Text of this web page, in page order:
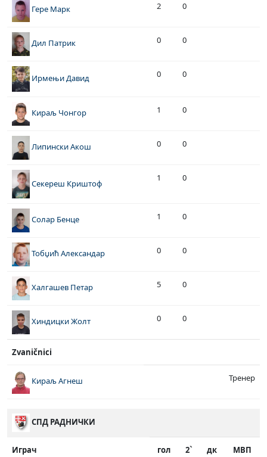
Гере Марк 2 0
Дил Патрик 0 0
Ирмењи Давид 0 0
Кираљ Чонгор 1 0
Липински Акош 0 0
Секереш Криштоф
1 0
Солар Бенце 1 0
Тобџић Александар 0 0
Халгашев Петар 5 0
Хиндицки Жолт 0 0
Zvaničnici
Кираљ Агнеш Тренер
СПД РАДНИЧКИ
Играч гол 2` дк МВП